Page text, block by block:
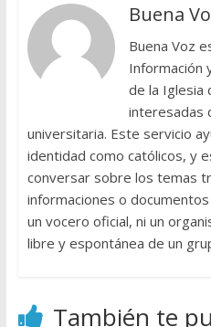
Buena
Buena Voz
Información
de la Iglesia
interesadas
universitaria. Este servicio
identidad como católicos, y
conversar sobre los temas
informaciones o
un vocero oficial, ni un
libre y espontánea de un
También te